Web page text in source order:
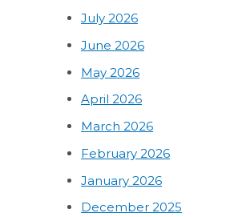
July 2026
June 2026
May 2026
April 2026
March 2026
February 2026
January 2026
December 2025